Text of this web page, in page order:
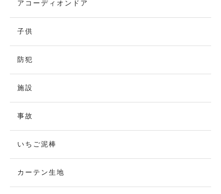
アコーディオンドア
子供
防犯
施設
事故
いちご泥棒
カーテン生地